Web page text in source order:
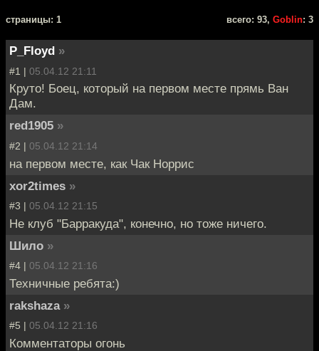
cтраницы: 1 всего: 93, Goblin: 3
P_Floyd »
#1 | 05.04.12 21:11
Круто! Боец, который на первом месте прямь Ван
Дам.
red1905 »
#2 | 05.04.12 21:14
на первом месте, как Чак Норрис
xor2times »
#3 | 05.04.12 21:15
Не клуб "Барракуда", конечно, но тоже ничего.
Шило »
#4 | 05.04.12 21:16
Техничные ребята:)
rakshaza »
#5 | 05.04.12 21:16
Комментаторы огонь